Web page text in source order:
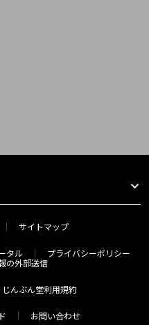
サイトマップ
タル
プライバシーポリシー
の外部送信
じんぶん堂利用規約
お問い合わせ